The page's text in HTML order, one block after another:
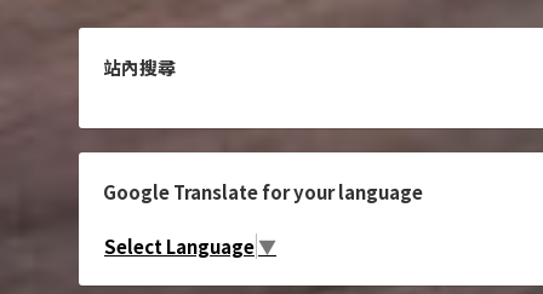
站內搜尋
Google Translate for your language
Select Language▼